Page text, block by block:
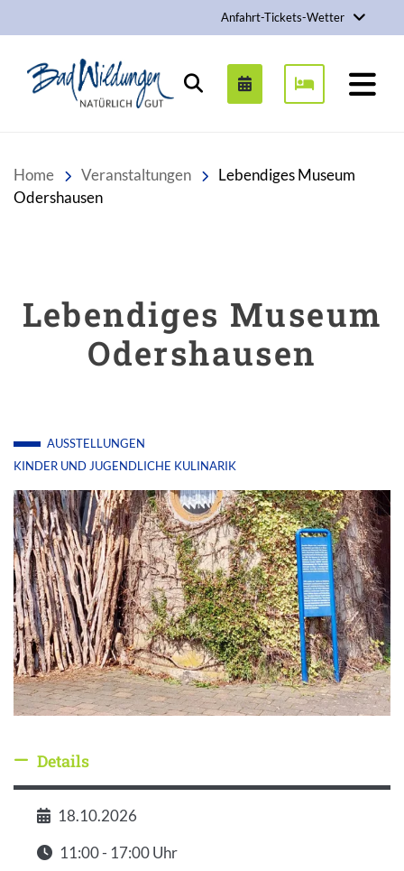
Anfahrt-Tickets-Wetter
Stadt Bad Wildungen
Suchen
Home Veranstaltungen
Lebendiges Museum
Odershausen
Lebendiges Museum
Odershausen
AUSSTELLUNGEN
KINDER UND JUGENDLICHE KULINARIK
Details ausblenden
Details
Datum
18.10.2026
Zeit
11:00 - 17:00 Uhr